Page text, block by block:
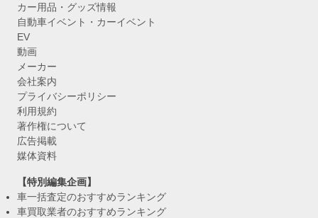
カー用品・グッズ情報
自動車イベント・カーイベント
EV
動画
メーカー
会社案内
プライバシーポリシー
利用規約
著作権について
広告掲載
媒体資料
【特別編集企画】
車一括査定のおすすめランキング
車買取業者のおすすめランキング